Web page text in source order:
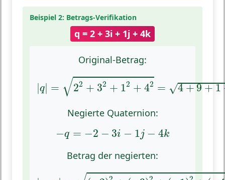
Beispiel 2: Betrags-Verifikation
q = 2 + 3i + 1j + 4k
Original-Betrag:
|q| = √22 + 32 + 12 + 42 = √4+9+1
|q|=22+32+12+
Negierte Quaternion:
−q = −2 − 3i − 1j − 4k
−q −2 3i− j−4
Betrag der negierten:
q|=(−2)2+(−3)2+(−1)2+(−4)2